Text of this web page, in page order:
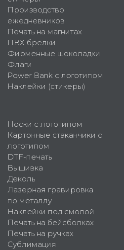
Производство
ежедневников
Печать на магнитах
ПВХ брелки
Фирменные шоколадки
Флаги
Power Bank с логотипом
Наклейки (стикеры)
Носки с логотипом
Картонные стаканчики с
логотипом
DTF-печать
Вышивка
Деколь
Лазерная гравировка
по металлу
Наклейки под смолой
Печать на бейсболках
Печать на ручках
Сублимация